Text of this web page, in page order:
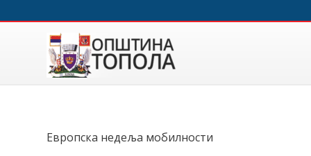
Европска недеља мобилности